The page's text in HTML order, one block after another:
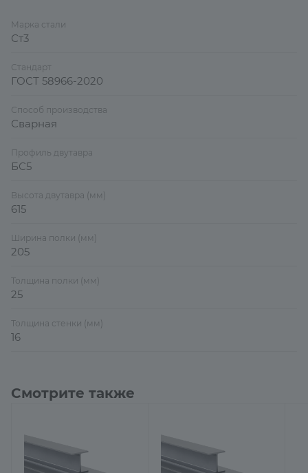
Марка стали
Ст3
Стандарт
ГОСТ 58966-2020
Способ производства
Сварная
Профиль двутавра
БС5
Высота двутавра (мм)
615
Ширина полки (мм)
205
Толщина полки (мм)
25
Толщина стенки (мм)
16
Смотрите также